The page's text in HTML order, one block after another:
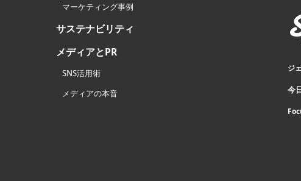
マーケティング事例
サステナビリティ
メディアとPR
SNS活用術
メディアの本音
ジ
今